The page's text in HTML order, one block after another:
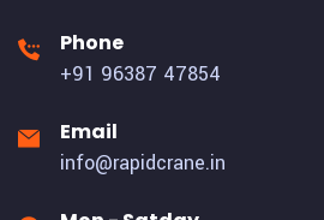
Phone
+91 96387 47854
Email
info@rapidcrane.in